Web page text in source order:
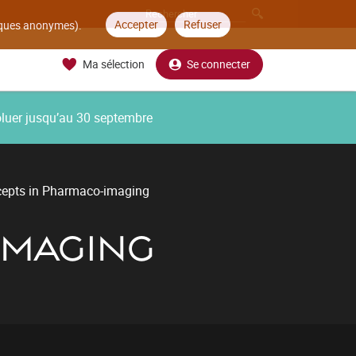
anonymes). Accepter Refuser
Ma sélection Se connecter
jusqu’au 30 septembre
in Pharmaco-imaging